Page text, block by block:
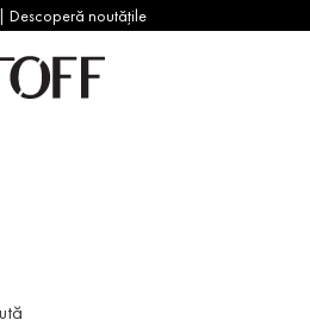
Descoperă noutățile